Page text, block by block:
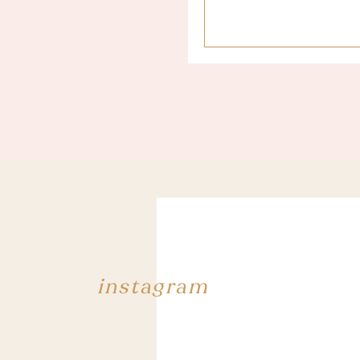
instagram